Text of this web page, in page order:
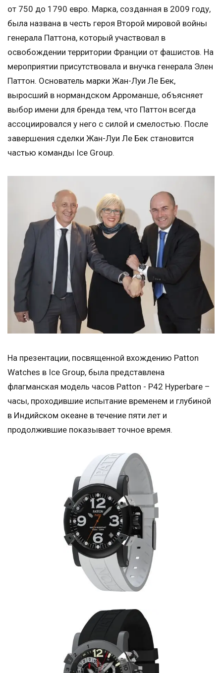
от 750 до 1790 евро. Марка, созданная в 2009 году,
была названа в честь героя Второй мировой войны
генерала Паттона, который участвовал в
освобождении территории Франции от фашистов. На
мероприятии присутствовала и внучка генерала Элен
Паттон. Основатель марки Жан-Луи Ле Бек,
выросший в нормандском Арроманше, объясняет
выбор имени для бренда тем, что Паттон всегда
ассоциировался у него с силой и смелостью. После
завершения сделки Жан-Луи Ле Бек становится
частью команды Ice Group.
На презентации, посвященной вхождению Patton
Watches в Ice Group, была представлена
флагманская модель часов Patton - P42 Hyperbare –
часы, проходившие испытание временем и глубиной
в Индийском океане в течение пяти лет и
продолжившие показывает точное время.